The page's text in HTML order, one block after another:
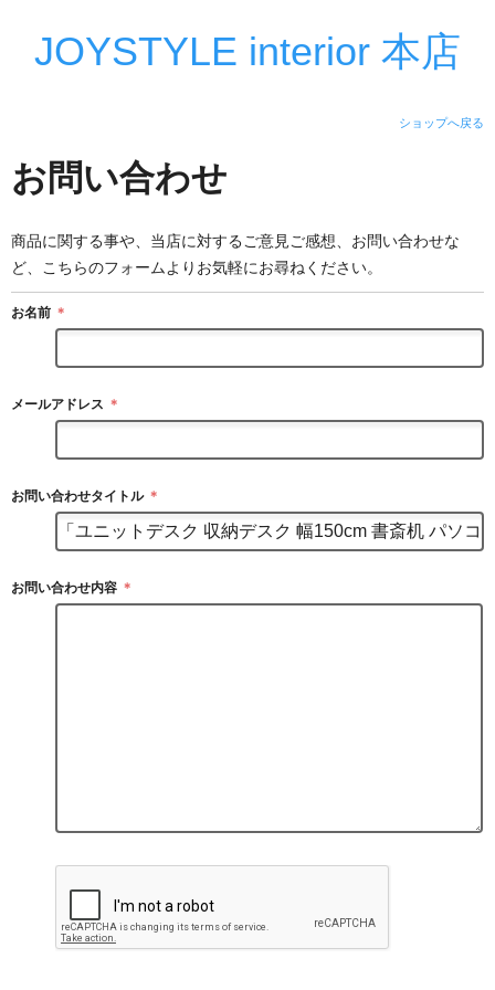
JOYSTYLE interior 本店
ショップへ戻る
お問い合わせ
商品に関する事や、当店に対するご意見ご感想、お問い合わせな
ど、こちらのフォームよりお気軽にお尋ねください。
お名前 ＊
メールアドレス ＊
お問い合わせタイトル ＊
お問い合わせ内容 ＊